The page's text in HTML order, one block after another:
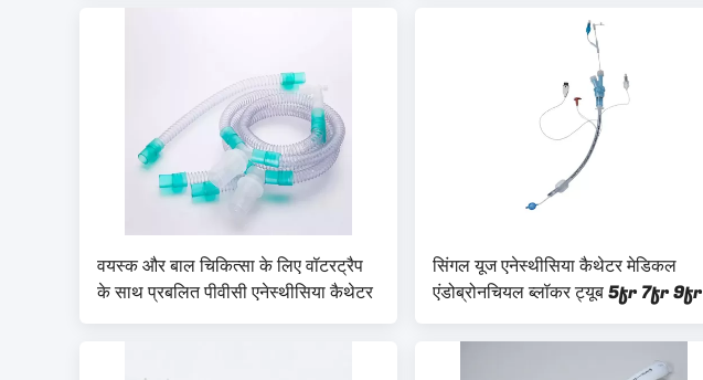
वयस्क और बाल चिकित्सा के लिए वॉटरट्रैप
के साथ प्रबलित पीवीसी एनेस्थीसिया कैथेटर
सिंगल यूज एनेस्थीसिया कैथेटर मेडिकल
एंडोब्रोनचियल ब्लॉकर ट्यूब 5fr 7fr 9fr